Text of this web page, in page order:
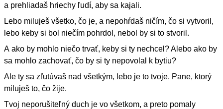
a prehliadaš hriechy ľudí, aby sa kajali.
Lebo miluješ všetko, čo je, a nepohŕdaš ničím, čo si vytvoril,
lebo keby si bol niečím pohrdol, nebol by si to stvoril.
A ako by mohlo niečo trvať, keby si ty nechcel? Alebo ako by
sa mohlo zachovať, čo by si ty nepovolal k bytiu?
Ale ty sa zľutúvaš nad všetkým, lebo je to tvoje, Pane, ktorý
miluješ to, čo žije.
Tvoj neporušiteľný duch je vo všetkom, a preto pomaly